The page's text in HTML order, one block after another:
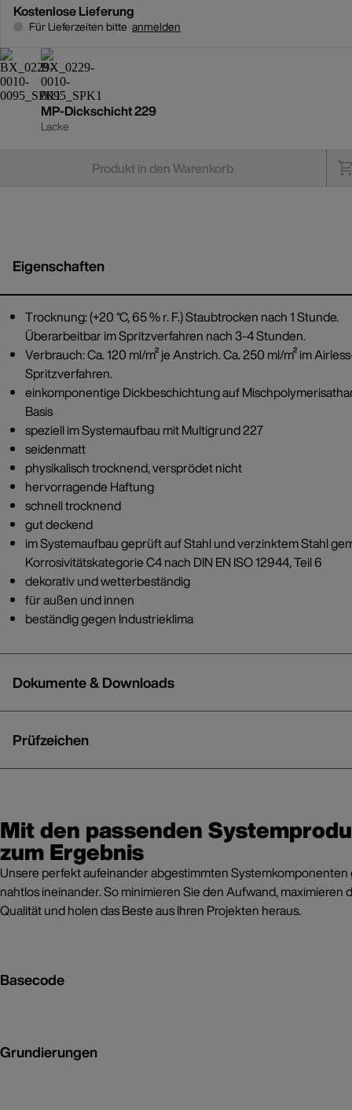
Kostenlose Lieferung
Für Lieferzeiten bitte anmelden
MP-Dickschicht 229
Lacke
Produkt in den Warenkorb
Eigenschaften
Trocknung: (+20 °C, 65 % r. F.) Staubtrocken nach 1 Stunde.
Überarbeitbar im Spritzverfahren nach 3-4 Stunden.
Verbrauch: Ca. 120 ml/m² je Anstrich. Ca. 250 ml/m² im
Spritzverfahren.
einkomponentige Dickbeschichtung auf
Basis
speziell im Systemaufbau mit Multigrund 227
seidenmatt
physikalisch trocknend, versprödet nicht
hervorragende Haftung
schnell trocknend
gut deckend
im Systemaufbau geprüft auf Stahl und verzinktem Stahl
Korrosivitätskategorie C4 nach DIN EN ISO 12944, Teil 6
dekorativ und wetterbeständig
für außen und innen
beständig gegen Industrieklima
Dokumente & Downloads
Prüfzeichen
Mit den passenden
zum Ergebnis
Unsere perfekt aufeinander abgestimmten Systemkomponenten
nahtlos ineinander. So minimieren Sie den Aufwand, maximieren
Qualität und holen das Beste aus Ihren Projekten heraus.
Basecode
Grundierungen